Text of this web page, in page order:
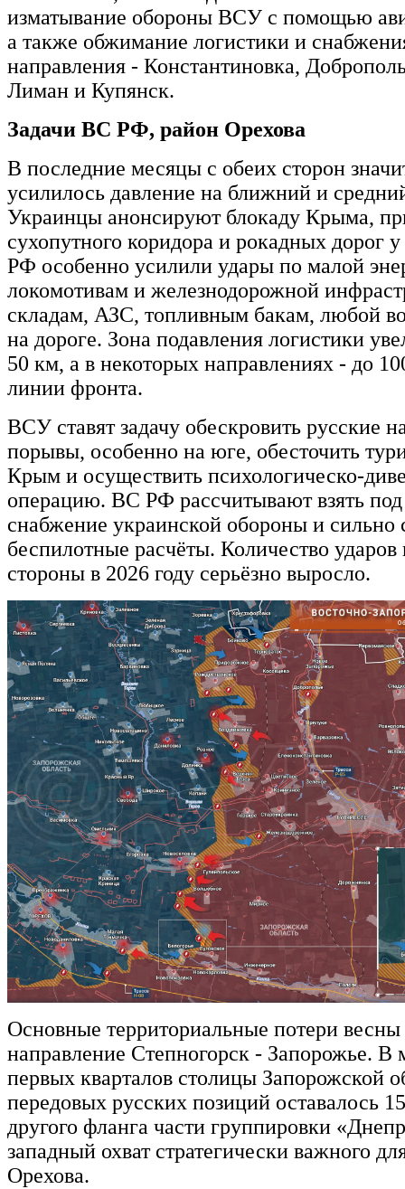
изматывание обороны ВСУ с помощью
а также обжимание логистики и
направления - Константиновка,
Лиман и Купянск.
Задачи ВС РФ, район Орехова
В последние месяцы с обеих сторон
усилилось давление на ближний и
Украинцы анонсируют блокаду Крыма,
сухопутного коридора и рокадных дорог
РФ особенно усилили удары по малой
локомотивам и железнодорожной
складам, АЗС, топливным бакам, любой
на дороге. Зона подавления логистики
50 км, а в некоторых направлениях - до
линии фронта.
ВСУ ставят задачу обескровить русские
порывы, особенно на юге, обесточить
Крым и осуществить психологическо-
операцию. ВС РФ рассчитывают взять под
снабжение украинской обороны и сильно
беспилотные расчёты. Количество
стороны в 2026 году серьёзно выросло.
Основные территориальные потери весны
направление Степногорск - Запорожье. В
первых кварталов столицы Запорожской
передовых русских позиций оставалось
другого фланга части группировки
западный охват стратегически важного
Орехова.